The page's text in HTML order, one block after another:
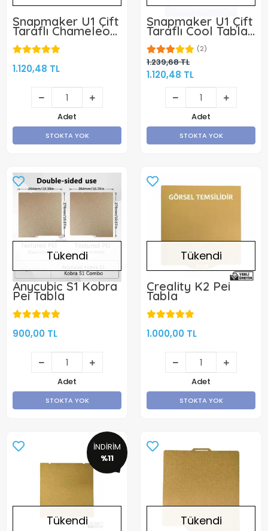
Snapmaker U1 Çift
Taraflı Chameleon
+ Galaxy Tabla
270x270mm - Klon
1.120,48 TL
Adet
STOKTA YOK
Snapmaker U1 Çift
Taraflı Cool Tabla
270x270mm - Klon
(2)
1.239,68 TL
1.120,48 TL
Adet
STOKTA YOK
Tükendi
Anycubic S1 Kobra
Pei Tabla
900,00 TL
Adet
STOKTA YOK
Tükendi
Creality K2 Pei
Tabla
1.000,00 TL
Adet
STOKTA YOK
İNDİRİM
%11
Tükendi Tükendi